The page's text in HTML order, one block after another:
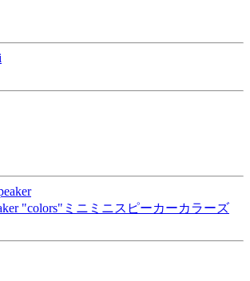
"colors"ミニミニスピーカーカラーズ